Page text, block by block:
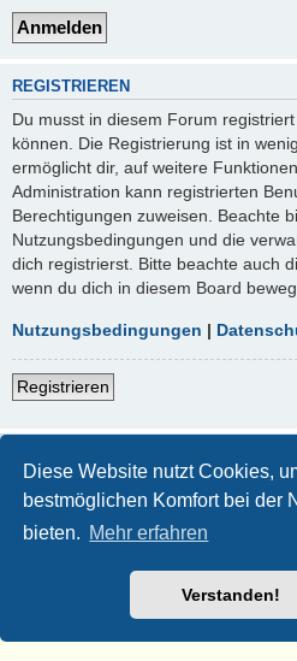
Diese Website nutzt Cookies,
bestmöglichen Komfort bei der
bieten. Mehr erfahren
Verstanden!
REGISTRIEREN
Du musst in diesem Forum
können. Die Registrierung ist in
ermöglicht dir, auf weitere
Administration kann registrierten
Berechtigungen zuweisen. Beachte
Nutzungsbedingungen und die
dich registrierst. Bitte beachte auch
wenn du dich in diesem Board
Nutzungsbedingungen |
Registrieren
Powered byphpBB® Forum
Deutsche Übersetzung